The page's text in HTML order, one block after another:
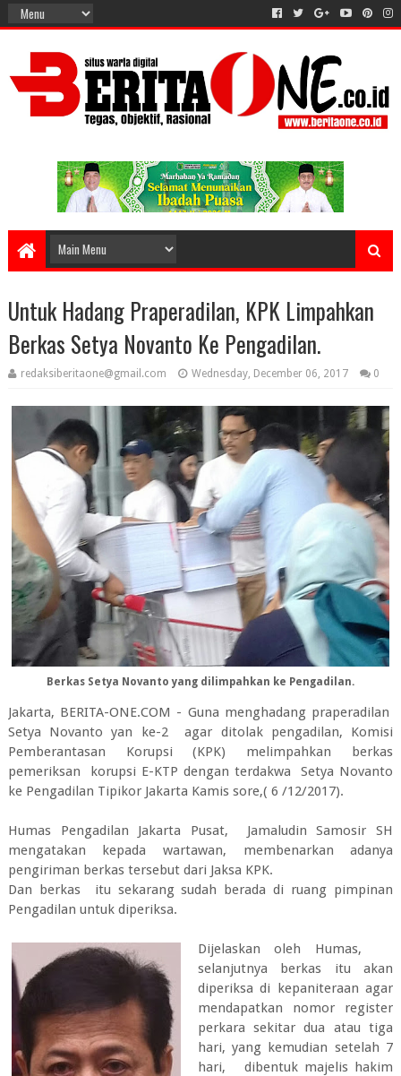
Untuk Hadang Praperadilan, KPK Limpahkan
Berkas Setya Novanto Ke Pengadilan.
redaksiberitaone@gmail.com Wednesday, December 06, 2017 0
Berkas Setya Novanto yang dilimpahkan ke Pengadilan.
Jakarta, BERITA-ONE.COM - Guna menghadang praperadilan
Setya Novanto yan ke-2 agar ditolak pengadilan, Komisi
Pemberantasan Korupsi (KPK) melimpahkan berkas
pemeriksan korupsi E-KTP dengan terdakwa Setya Novanto
ke Pengadilan Tipikor Jakarta Kamis sore,( 6 /12/2017).
Humas Pengadilan Jakarta Pusat, Jamaludin Samosir SH
mengatakan kepada wartawan, membenarkan adanya
pengiriman berkas tersebut dari Jaksa KPK.
Dan berkas itu sekarang sudah berada di ruang pimpinan
Pengadilan untuk diperiksa.
Dijelaskan oleh Humas,
selanjutnya berkas itu akan
diperiksa di kepaniteraan agar
mendapatkan nomor register
perkara sekitar dua atau tiga
hari, yang kemudian setelah 7
hari, dibentuk majelis hakim